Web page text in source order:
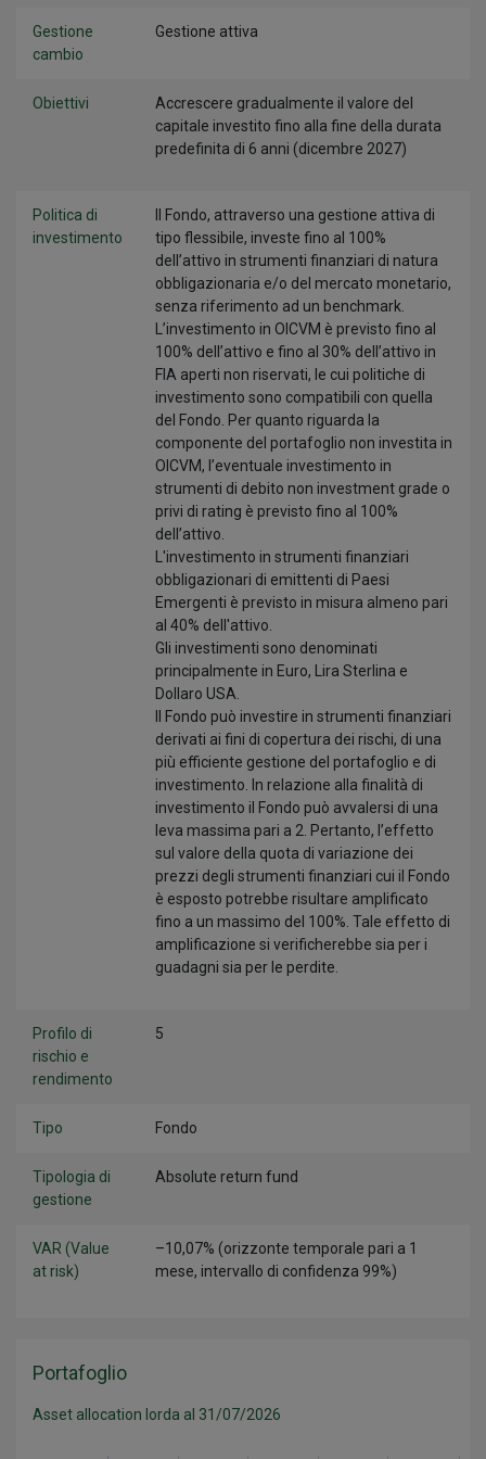
Gestione
cambio
Gestione attiva
Obiettivi
Accrescere gradualmente il valore del
capitale investito fino alla fine della durata
predefinita di 6 anni (dicembre 2027)
Politica di
investimento
Il Fondo, attraverso una gestione attiva di
tipo flessibile, investe fino al 100%
dell’attivo in strumenti finanziari di natura
obbligazionaria e/o del mercato monetario,
senza riferimento ad un benchmark.
L’investimento in OICVM è previsto fino al
100% dell’attivo e fino al 30% dell’attivo in
FIA aperti non riservati, le cui politiche di
investimento sono compatibili con quella
del Fondo. Per quanto riguarda la
componente del portafoglio non investita in
OICVM, l’eventuale investimento in
strumenti di debito non investment grade o
privi di rating è previsto fino al 100%
dell’attivo.
L'investimento in strumenti finanziari
obbligazionari di emittenti di Paesi
Emergenti è previsto in misura almeno pari
al 40% dell'attivo.
Gli investimenti sono denominati
principalmente in Euro, Lira Sterlina e
Dollaro USA.
Il Fondo può investire in strumenti finanziari
derivati ai fini di copertura dei rischi, di una
più efficiente gestione del portafoglio e di
investimento. In relazione alla finalità di
investimento il Fondo può avvalersi di una
leva massima pari a 2. Pertanto, l’effetto
sul valore della quota di variazione dei
prezzi degli strumenti finanziari cui il Fondo
è esposto potrebbe risultare amplificato
fino a un massimo del 100%. Tale effetto di
amplificazione si verificherebbe sia per i
guadagni sia per le perdite.
Profilo di
rischio e
rendimento
5
Tipo Fondo
Tipologia di
gestione
Absolute return fund
VAR (Value
at risk)
–10,07% (orizzonte temporale pari a 1
mese, intervallo di confidenza 99%)
Portafoglio
Asset allocation lorda al 31/07/2026